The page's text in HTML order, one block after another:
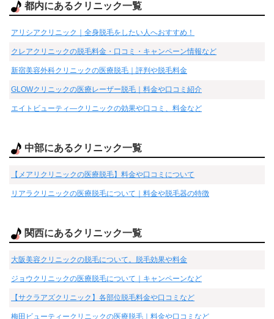
都内にあるクリニック一覧
アリシアクリニック｜全身脱毛をしたい人へおすすめ！
クレアクリニックの脱毛料金・口コミ・キャンペーン情報など
新宿美容外科クリニックの医療脱毛｜評判や脱毛料金
GLOWクリニックの医療レーザー脱毛｜料金や口コミ紹介
エイトビューティ―クリニックの効果や口コミ、料金など
中部にあるクリニック一覧
【メアリクリニックの医療脱毛】料金や口コミについて
リアラクリニックの医療脱毛について｜料金や脱毛器の特徴
関西にあるクリニック一覧
大阪美容クリニックの脱毛について。脱毛効果や料金
ジョウクリニックの医療脱毛について｜キャンペーンなど
【サクラアズクリニック】各部位脱毛料金や口コミなど
梅田ビューティークリニックの医療脱毛｜料金や口コミなど